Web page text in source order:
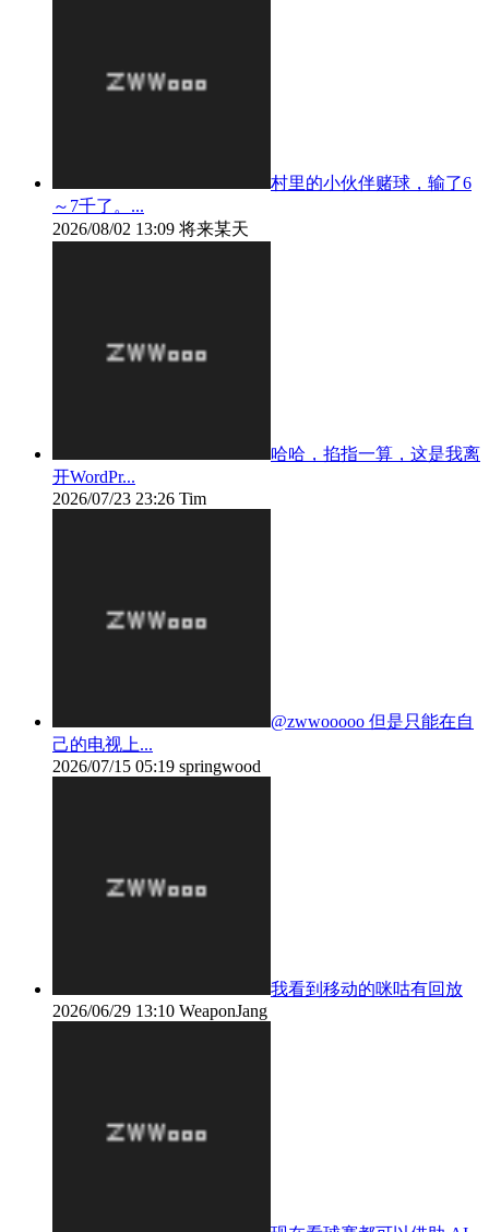
村里的小伙伴赌球，输了6
～7千了。...
2026/08/02 13:09 将来某天
哈哈，掐指一算，这是我离
开WordPr...
2026/07/23 23:26 Tim
@zwwooooo 但是只能在自
己的电视上...
2026/07/15 05:19 springwood
我看到移动的咪咕有回放
2026/06/29 13:10 WeaponJang